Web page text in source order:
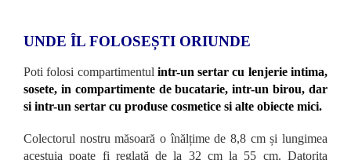
UNDE ÎL FOLOSEȘTI ORIUNDE
Poti folosi compartimentul intr-un sertar cu lenjerie intima,
sosete, in compartimente de bucatarie, intr-un birou, dar
si intr-un sertar cu produse cosmetice si alte obiecte mici.
Colectorul nostru măsoară o înălțime de 8,8 cm și lungimea
acestuia poate fi reglată de la 32 cm la 55 cm. Datorita